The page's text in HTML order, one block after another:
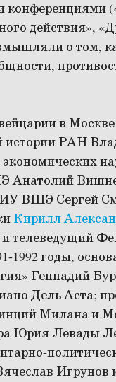
действия»,
о том,
в
истории РАН
ВШЭ Сергей
Кирилл
телеведущий
1992 годы,
Геннадий
Дель Аста;
Милана и
Юрия Левады
Игрунов